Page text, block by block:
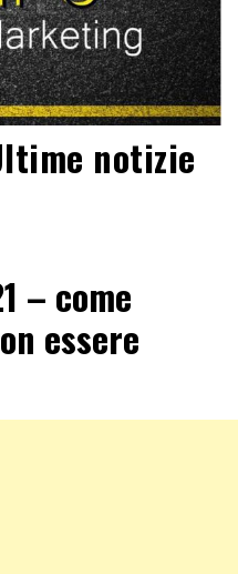
notizie
– come
essere